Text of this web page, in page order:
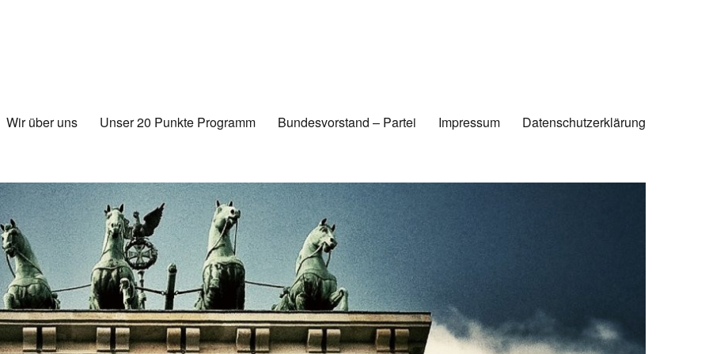
Wir über uns Unser 20 Punkte Programm Bundesvorstand – Partei Impressum Datenschutzerklärung